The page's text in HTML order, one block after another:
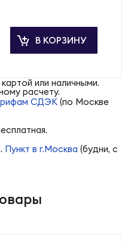
В КОРЗИНУ
или наличными.
расчету.
СДЭК(по Москве
Пункт в г.Москва (будни, с